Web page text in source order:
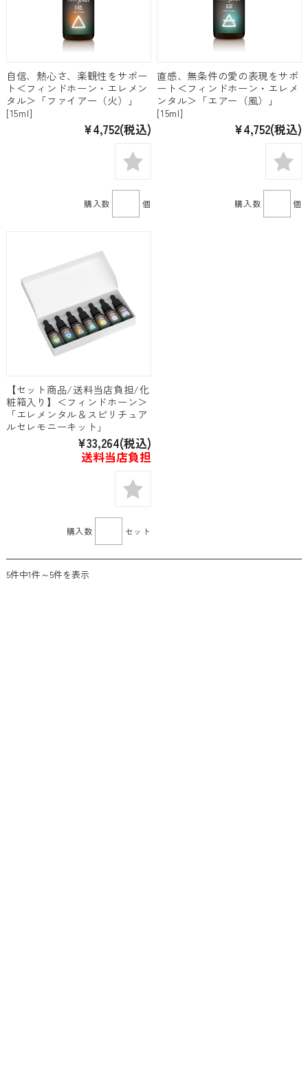
自信、熱心さ、楽観性をサポー
ト＜フィンドホーン・エレメン
タル＞「ファイアー（火）」
[15ml]
¥4,752(税込)
購入数 個
直感、無条件の愛の表現をサポ
ート＜フィンドホーン・エレメ
ンタル＞「エアー（風）」
[15ml]
¥4,752(税込)
購入数 個
【セット商品/送料当店負担/化
粧箱入り】＜フィンドホーン＞
「エレメンタル＆スピリチュア
ルセレモニーキット」
¥33,264(税込)
送料当店負担
購入数 セット
5件中1件～5件を表示